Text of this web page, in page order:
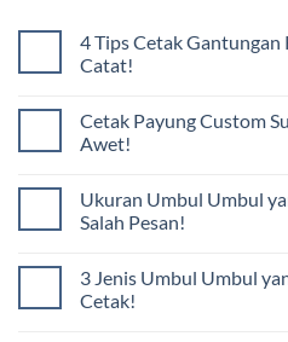
4 Tips Cetak Gantungan
Catat!
Cetak Payung Custom
Awet!
Ukuran Umbul Umbul
Salah Pesan!
3 Jenis Umbul Umbul
Cetak!